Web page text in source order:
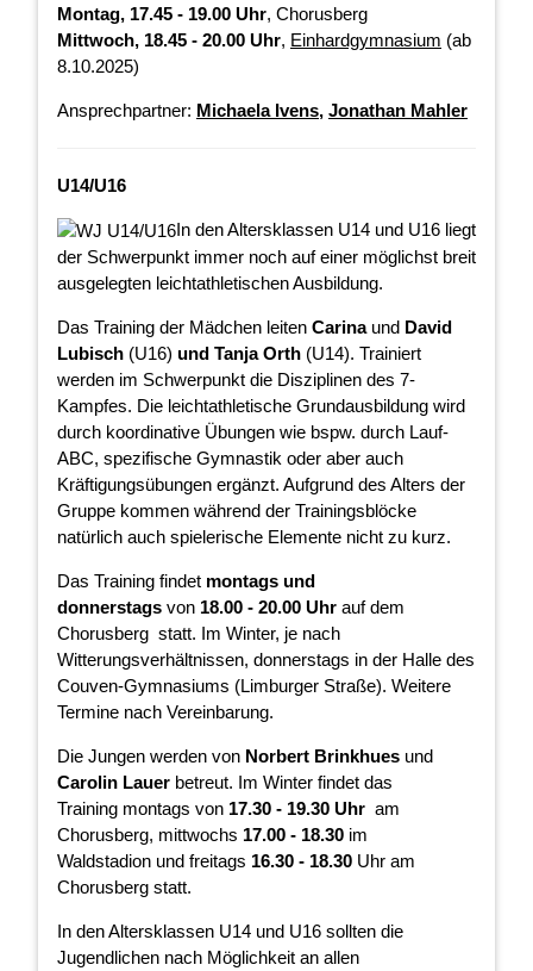
Montag, 17.45 - 19.00 Uhr, Chorusberg
Mittwoch, 18.45 - 20.00 Uhr, Einhardgymnasium (ab
8.10.2025)
Ansprechpartner: Michaela Ivens, Jonathan Mahler
U14/U16
In den Altersklassen U14 und U16 liegt
der Schwerpunkt immer noch auf einer möglichst breit
ausgelegten leichtathletischen Ausbildung.
Das Training der Mädchen leiten Carina und David
Lubisch (U16) und Tanja Orth (U14). Trainiert
werden im Schwerpunkt die Disziplinen des 7-
Kampfes. Die leichtathletische Grundausbildung wird
durch koordinative Übungen wie bspw. durch Lauf-
ABC, spezifische Gymnastik oder aber auch
Kräftigungsübungen ergänzt. Aufgrund des Alters der
Gruppe kommen während der Trainingsblöcke
natürlich auch spielerische Elemente nicht zu kurz.
Das Training findet montags und
donnerstags von 18.00 - 20.00 Uhr auf dem
Chorusberg statt. Im Winter, je nach
Witterungsverhältnissen, donnerstags in der Halle des
Couven-Gymnasiums (Limburger Straße). Weitere
Termine nach Vereinbarung.
Die Jungen werden von Norbert Brinkhues und
Carolin Lauer betreut. Im Winter findet das
Training montags von 17.30 - 19.30 Uhr am
Chorusberg, mittwochs 17.00 - 18.30 im
Waldstadion und freitags 16.30 - 18.30 Uhr am
Chorusberg statt.
In den Altersklassen U14 und U16 sollten die
Jugendlichen nach Möglichkeit an allen